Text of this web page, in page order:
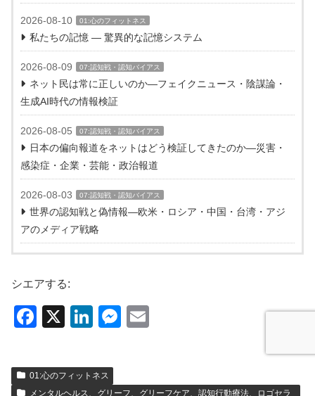
2026-08-10 01:心のフィットネス
私たちの記憶 ― 驚異的な記憶システム
2026-08-09 07:認知戦・認知バイアス
ネット民は常に正しいのか―フェイクニュース・陰謀論・
生成AI時代の情報検証
2026-08-05 07:認知戦・認知バイアス
日本の偏向報道をネットはどう検証してきたのか―災害・
感染症・企業・芸能・政治報道
2026-08-03 07:認知戦・認知バイアス
世界の認知戦と偽情報―欧米・ロシア・中国・台湾・アジ
アのメディア戦略
シエアする:
F
c
e
X
Li
k
e
M
e
01:心のフィットネス
メンタルヘルス、グリーフ、グリーフケア、認知行動療法、ロゴセラ